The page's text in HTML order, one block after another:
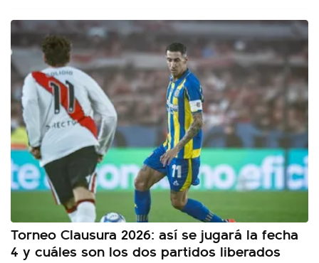
Torneo Clausura 2026: así se jugará la fecha
4 y cuáles son los dos partidos liberados